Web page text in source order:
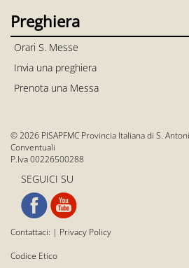
Preghiera
Orari S. Messe
Invia una preghiera
Prenota una Messa
© 2026 PISAPFMC Provincia Italiana di S.
Conventuali
P.Iva 00226500288
SEGUICI SU
Contattaci: | Privacy Policy
Codice Etico